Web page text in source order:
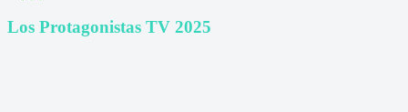
Los Protagonistas TV 2025